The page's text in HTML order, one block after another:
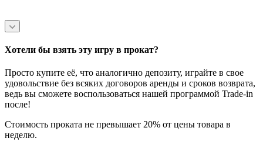
Хотели бы взять эту игру в прокат?
Просто купите её, что аналогично депозиту, играйте в свое
удовольствие без всяких договоров аренды и сроков возврата,
ведь вы сможете воспользоваться нашей программой Trade-in
после!
Стоимость проката не превышает 20% от цены товара в
неделю.